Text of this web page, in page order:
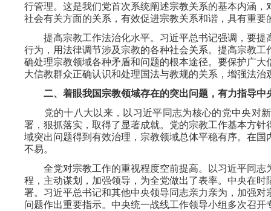
行管理。这是我们党首次系统阐述宗教关系的基本内涵
社会有关方面的关系，有效促进宗教关系和谐，具有重要
提高宗教工作法治化水平。习近平总书记强调，要提
行为，用法律调节涉及宗教的各种社会关系。提高宗教
确处理宗教领域各种矛盾和问题的根本途径。要保护广
大信教群众正确认识和处理国法与教规的关系，增强法
二、着眼我国宗教领域存在的突出问题，有力指导中
党的十八大以来，以习近平同志为核心的党中央对新
署，狠抓落实，取得了显著成就。党的宗教工作基本方
域突出问题得到有效治理，宗教领域总体平稳有序。在
不易。
全党对宗教工作的重视程度空前提高。以习近平同志
程，主动谋划，加强领导，为全党做出了表率。中央在
署。习近平总书记和其他中央领导同志亲力亲为，加强
问题作出重要指示。中央统一战线工作领导小组多次召